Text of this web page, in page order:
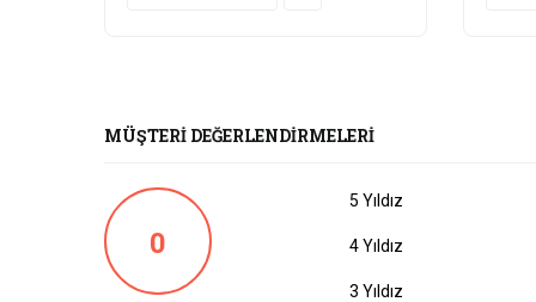
MÜŞTERI DEĞERLENDIRMELERI
0
5 Yıldız
4 Yıldız
3 Yıldız